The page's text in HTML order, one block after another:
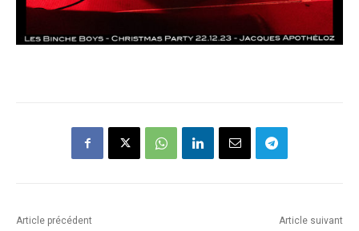
Article précédent Article suivant